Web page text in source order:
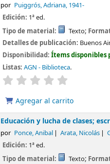
por Puiggrós, Adriana, 1941-
Edición: 1ª ed.
Tipo de material:
Texto;
Detalles de publicación: Buenos
Disponibilidad:Ítems disponibles
Listas: AGN - Biblioteca.
valoración
Agregar al carrito
Educación y lucha de clases;
por Ponce, Anibal Arata, Nicolás
Edición: 1ª ed.
Tipo de material:
Texto;